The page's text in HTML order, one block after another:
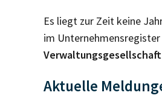
Es liegt zur Zeit keine
im
Verwaltungsgesellschaft
Aktuelle